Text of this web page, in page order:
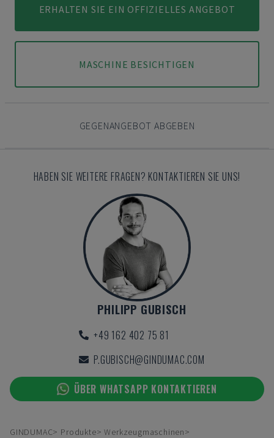
ERHALTEN SIE EIN OFFIZIELLES ANGEBOT
MASCHINE BESICHTIGEN
GEGENANGEBOT ABGEBEN
HABEN SIE WEITERE FRAGEN? KONTAKTIEREN SIE UNS!
PHILIPP GUBISCH
+49 162 402 75 81
P.GUBISCH@GINDUMAC.COM
ÜBER WHATSAPP KONTAKTIEREN
GINDUMAC Produkte
Werkzeugmaschinen